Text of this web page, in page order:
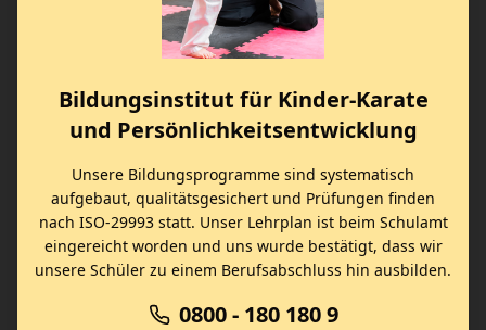
Bildungsinstitut für Kinder-Karate
und Persönlichkeitsentwicklung
Unsere Bildungsprogramme sind systematisch
aufgebaut, qualitätsgesichert und Prüfungen finden
nach ISO-29993 statt. Unser Lehrplan ist beim Schulamt
eingereicht worden und uns wurde bestätigt, dass wir
unsere Schüler zu einem Berufsabschluss hin ausbilden.
0800 - 180 180 9